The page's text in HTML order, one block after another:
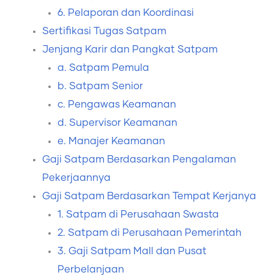
6. Pelaporan dan Koordinasi
Sertifikasi Tugas Satpam
Jenjang Karir dan Pangkat Satpam
a. Satpam Pemula
b. Satpam Senior
c. Pengawas Keamanan
d. Supervisor Keamanan
e. Manajer Keamanan
Gaji Satpam Berdasarkan Pengalaman
Pekerjaannya
Gaji Satpam Berdasarkan Tempat Kerjanya
1. Satpam di Perusahaan Swasta
2. Satpam di Perusahaan Pemerintah
3. Gaji Satpam Mall dan Pusat
Perbelanjaan